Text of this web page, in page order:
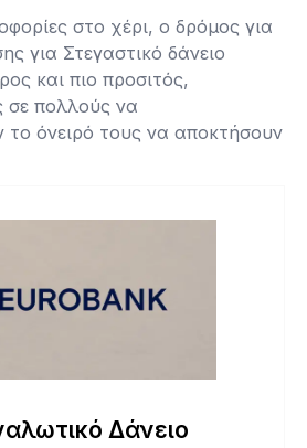
στο χέρι, ο δρόμος για
για Στεγαστικό δάνειο
και πιο προσιτός,
σε πολλούς να
το όνειρό τους να αποκτήσουν
Δάνειο